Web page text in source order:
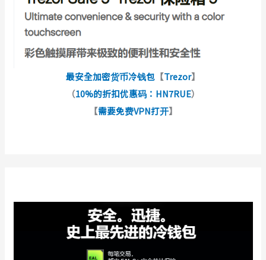
最安全加密货币冷钱包 【Trezor】
（10%的折扣优惠码：HN7RUE）
【需要免费VPN打开】